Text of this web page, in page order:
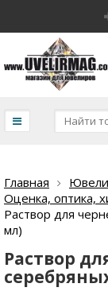
Главная
Оценка, оптика,
Раствор для
мл)
Раствор